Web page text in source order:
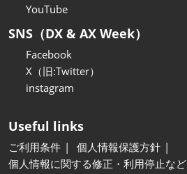
YouTube
SNS（DX & AX Week）
Facebook
X（旧:Twitter）
instagram
Useful links
ご利用条件
個人情報保護方針
個人情報に関する修正・利用停止など